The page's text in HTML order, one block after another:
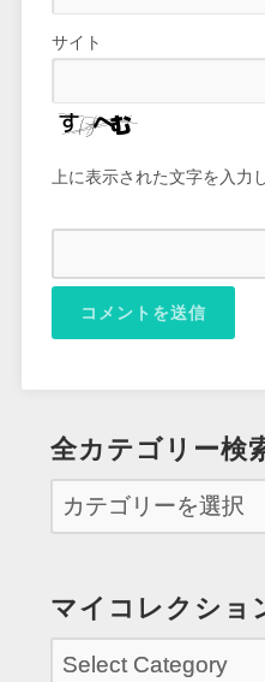
サイト
上に表示された文字を入力
全カテゴリー検
マイコレクショ